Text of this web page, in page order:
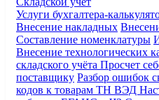
Услуги бухгалтера-
Внесение накладных
Составление номенклатуры
Внесение технологических
складского учёта Просчет
поставщику Разбор ошибок
кодов к товарам ТН ВЭД